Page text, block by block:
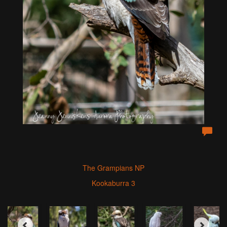
The Grampians NP
Kookaburra 3